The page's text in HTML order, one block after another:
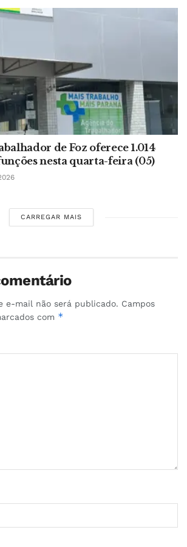
de Foz oferece 1.014
nesta quarta-feira (05)
CARREGAR MAIS
e-mail não será publicado. Campos
com *